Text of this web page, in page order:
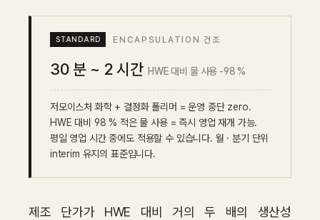
ENCAPSULATION 건조
30 분 ~ 2 시간 HWE 대비 물 사용 -98 %
저모이스처 화학 + 결정화 폴리머 = 운영 중단 zero.
HWE 대비 98 % 적은 물 사용 = 즉시 영업 재개 가능.
평일 영업 시간 중에도 적용할 수 있습니다. 월 · 분기 단위
interim 유지의 표준입니다.
제조 단가가 HWE 대비 거의 두 배의 생산성